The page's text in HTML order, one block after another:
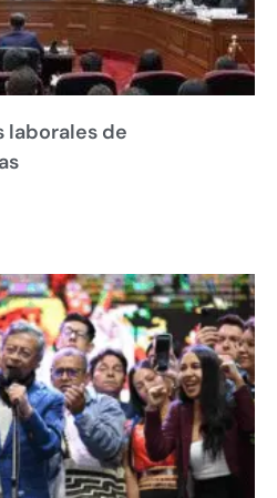
laborales de